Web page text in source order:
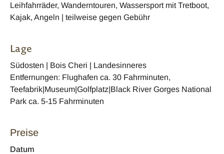
Leihfahrräder, Wanderntouren, Wassersport mit Tretboot,
Kajak, Angeln | teilweise gegen Gebühr
Lage
Südosten | Bois Cheri | Landesinneres
Entfernungen: Flughafen ca. 30 Fahrminuten,
Teefabrik|Museum|Golfplatz|Black River Gorges National
Park ca. 5-15 Fahrminuten
Preise
Datum